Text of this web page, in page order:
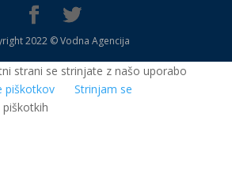
2022 © Vodna Agencija
strani se strinjate z našo uporabo
piškotkov
Strinjam se